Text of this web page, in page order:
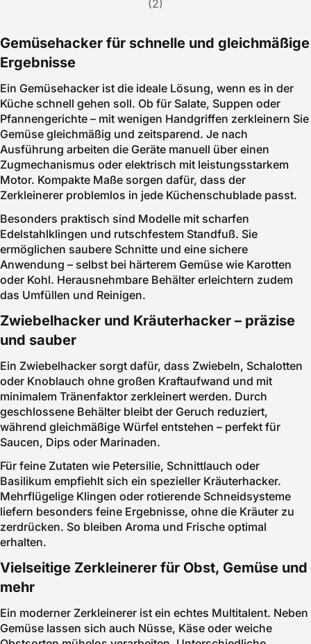
(2)
Gemüsehacker für schnelle und gleichmäßige
Ergebnisse
Ein Gemüsehacker ist die ideale Lösung, wenn es in der
Küche schnell gehen soll. Ob für Salate, Suppen oder
Pfannengerichte – mit wenigen Handgriffen zerkleinern Sie
Gemüse gleichmäßig und zeitsparend. Je nach
Ausführung arbeiten die Geräte manuell über einen
Zugmechanismus oder elektrisch mit leistungsstarkem
Motor. Kompakte Maße sorgen dafür, dass der
Zerkleinerer problemlos in jede Küchenschublade passt.
Besonders praktisch sind Modelle mit scharfen
Edelstahlklingen und rutschfestem Standfuß. Sie
ermöglichen saubere Schnitte und eine sichere
Anwendung – selbst bei härterem Gemüse wie Karotten
oder Kohl. Herausnehmbare Behälter erleichtern zudem
das Umfüllen und Reinigen.
Zwiebelhacker und Kräuterhacker – präzise
und sauber
Ein Zwiebelhacker sorgt dafür, dass Zwiebeln, Schalotten
oder Knoblauch ohne großen Kraftaufwand und mit
minimalem Tränenfaktor zerkleinert werden. Durch
geschlossene Behälter bleibt der Geruch reduziert,
während gleichmäßige Würfel entstehen – perfekt für
Saucen, Dips oder Marinaden.
Für feine Zutaten wie Petersilie, Schnittlauch oder
Basilikum empfiehlt sich ein spezieller Kräuterhacker.
Mehrflügelige Klingen oder rotierende Schneidsysteme
liefern besonders feine Ergebnisse, ohne die Kräuter zu
zerdrücken. So bleiben Aroma und Frische optimal
erhalten.
Vielseitige Zerkleinerer für Obst, Gemüse und
mehr
Ein moderner Zerkleinerer ist ein echtes Multitalent. Neben
Gemüse lassen sich auch Nüsse, Käse oder weiche